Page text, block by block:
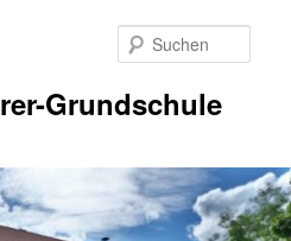
Grundschule